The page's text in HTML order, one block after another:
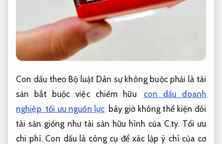
Con dấu theo Bộ luật Dân sự không buộc phải là tài
sản bắt buộc việc chiếm hữu
con dấu doanh
nghiệp tối ưu nguồn lực bây giờ không thể kiện đòi
tài sản giống như tài sản hữu hình của C.ty. Tối ưu
chi phí.Con dấu là công cụ để xác lập ý chí của cơ